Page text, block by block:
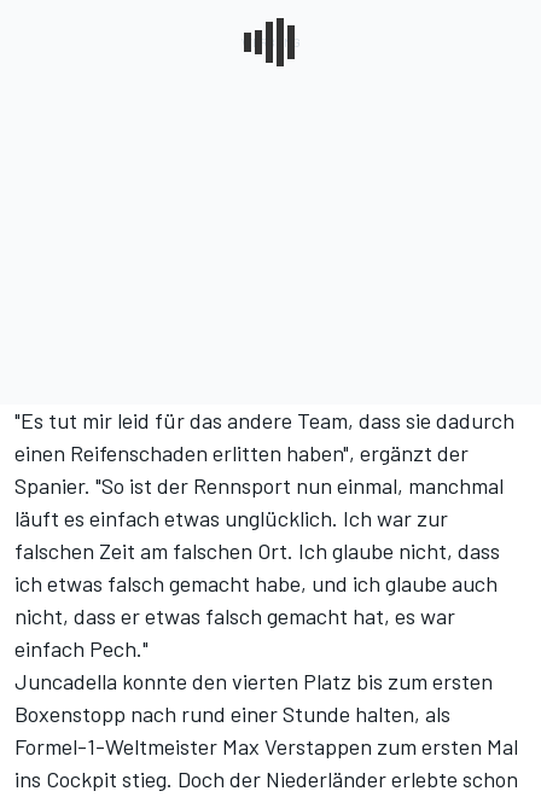
"Es tut mir leid für das andere Team, dass sie dadurch
einen Reifenschaden erlitten haben", ergänzt der
Spanier. "So ist der Rennsport nun einmal, manchmal
läuft es einfach etwas unglücklich. Ich war zur
falschen Zeit am falschen Ort. Ich glaube nicht, dass
ich etwas falsch gemacht habe, und ich glaube auch
nicht, dass er etwas falsch gemacht hat, es war
einfach Pech."
Juncadella konnte den vierten Platz bis zum ersten
Boxenstopp nach rund einer Stunde halten, als
Formel-1-Weltmeister Max Verstappen zum ersten Mal
ins Cockpit stieg. Doch der Niederländer erlebte schon